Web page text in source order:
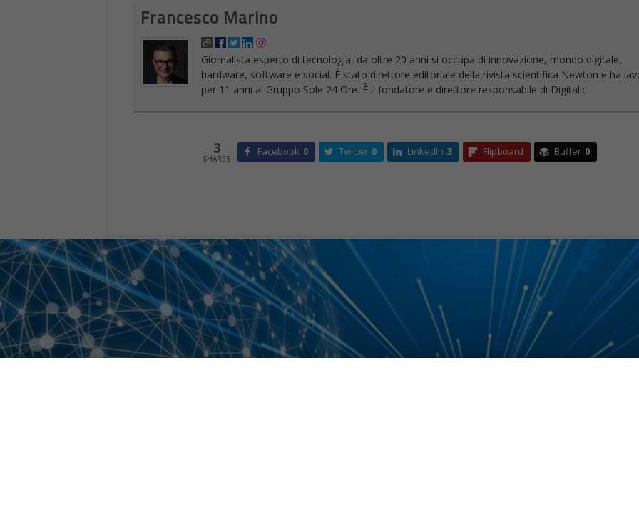
Francesco Marino
Giornalista esperto di tecnologia, da oltre 20 anni si occupa di innovazione, mondo digitale,
hardware, software e social. È stato direttore editoriale della rivista scientifica Newton e ha
per 11 anni al Gruppo Sole 24 Ore. È il fondatore e direttore responsabile di Digitalic
3
SHARES
Facebook 0 Twitter 0 LinkedIn 3 Flipboard Buffer 0